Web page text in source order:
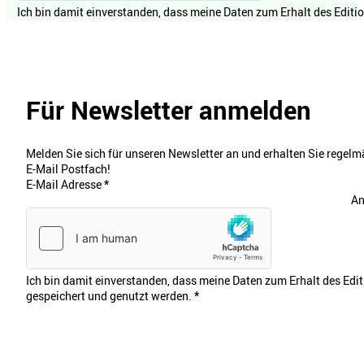
Ich bin damit einverstanden, dass meine Daten zum Erhalt des
Für Newsletter anmelden
Melden Sie sich für unseren Newsletter an und erhalten Sie
E-Mail Postfach!
E-Mail Adresse*
Ich bin damit einverstanden, dass meine Daten zum Erhalt des
gespeichert und genutzt werden. *